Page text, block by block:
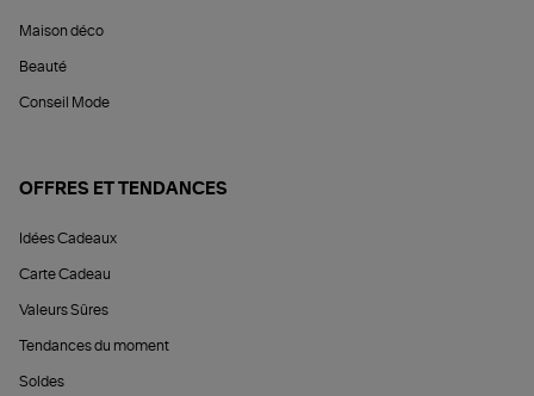
Maison déco
Beauté
Conseil Mode
OFFRES ET TENDANCES
Idées Cadeaux
Carte Cadeau
Valeurs Sûres
Tendances du moment
Soldes